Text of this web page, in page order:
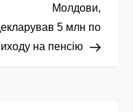
Молдови,
5 млн по
на пенсію